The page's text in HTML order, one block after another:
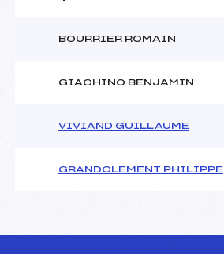
BOURRIER ROMAIN
GIACHINO BENJAMIN
VIVIAND GUILLAUME
GRANDCLEMENT PHILIPPE